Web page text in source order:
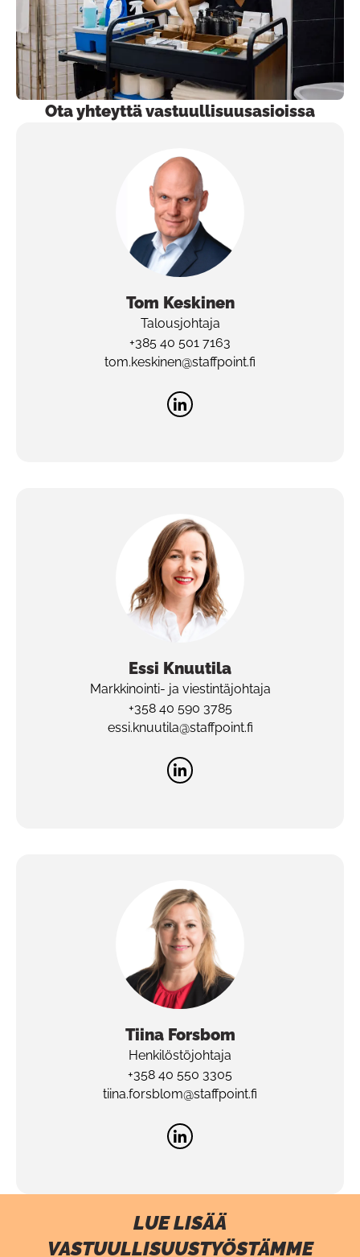
Ota yhteyttä vastuullisuusasioissa
Tom Keskinen
Talousjohtaja
+385 40 501 7163
tom.keskinen@staffpoint.fi
Essi Knuutila
Markkinointi- ja viestintäjohtaja
+358 40 590 3785
essi.knuutila@staffpoint.fi
Tiina Forsbom
Henkilöstöjohtaja
+358 40 550 3305
tiina.forsblom@staffpoint.fi
LUE LISÄÄ
VASTUULLISUUSTYÖSTÄMME